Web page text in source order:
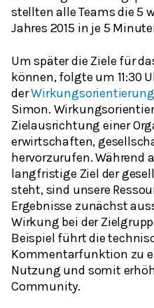
stellten alle Teams die 5
Jahres 2015 in je 5
Um später die Ziele für
können, folgte um 11:30
derWirkungsorientierung
Simon.
Zielausrichtung einer
erwirtschaften,
hervorzurufen. Während
langfristige Ziel der
steht, sind unsere
Ergebnisse zunächst
Wirkung bei der
Beispiel führt die
Kommentarfunktion zu
Nutzung und somit
Community.